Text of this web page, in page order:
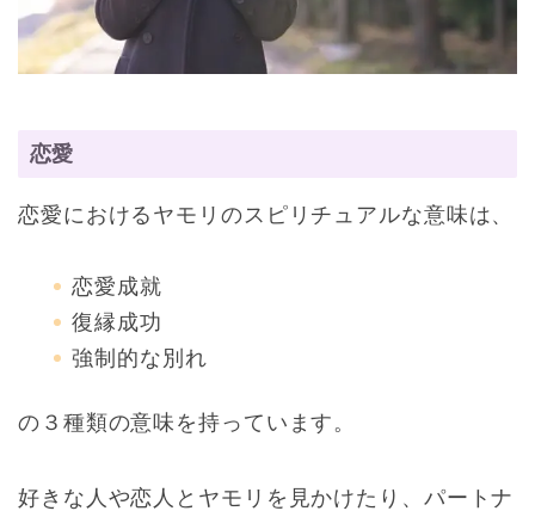
恋愛
恋愛におけるヤモリのスピリチュアルな意味は、
恋愛成就
復縁成功
強制的な別れ
の３種類の意味を持っています。
好きな人や恋人とヤモリを見かけたり、パートナ